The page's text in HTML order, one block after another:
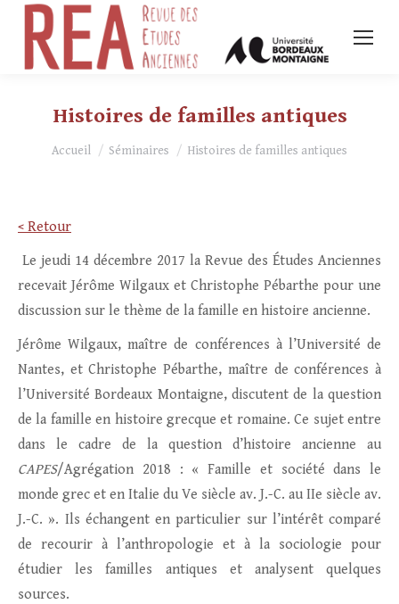
Histoires de familles antiques
Vous êtes ici :
Accueil Séminaires Histoires de familles antiques
< Retour
Le jeudi 14 décembre 2017 la Revue des Études Anciennes
recevait Jérôme Wilgaux et Christophe Pébarthe pour une
discussion sur le thème de la famille en histoire ancienne.
Jérôme Wilgaux, maître de conférences à l’Université de
Nantes, et Christophe Pébarthe, maître de conférences à
l’Université Bordeaux Montaigne, discutent de la question
de la famille en histoire grecque et romaine. Ce sujet entre
dans le cadre de la question d’histoire ancienne au
CAPES/Agrégation 2018 : « Famille et société dans le
monde grec et en Italie du Ve siècle av. J.-C. au IIe siècle av.
J.-C. ». Ils échangent en particulier sur l’intérêt comparé
de recourir à l’anthropologie et à la sociologie pour
étudier les familles antiques et analysent quelques
sources.